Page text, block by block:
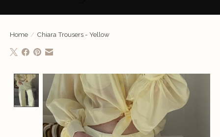
Home / Chiara Trousers - Yellow
Product image slideshow Items